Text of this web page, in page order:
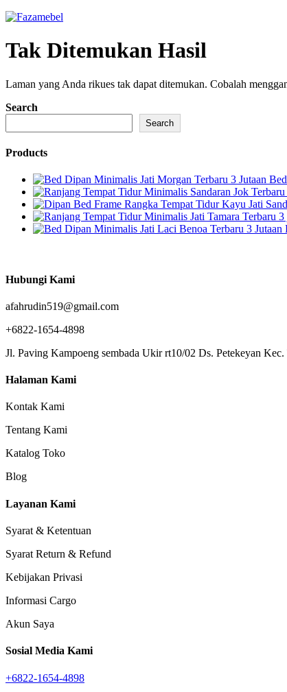
Tak Ditemukan Hasil
Laman yang Anda rikues tak dapat ditemukan. Cobalah
Search
Search
Products
Hubungi Kami
afahrudin519@gmail.com
+6822-1654-4898
Jl. Paving Kampoeng sembada Ukir rt10/02 Ds. Petekeyan
Halaman Kami
Kontak Kami
Tentang Kami
Katalog Toko
Blog
Layanan Kami
Syarat & Ketentuan
Syarat Return & Refund
Kebijakan Privasi
Informasi Cargo
Akun Saya
Sosial Media Kami
+6822-1654-4898